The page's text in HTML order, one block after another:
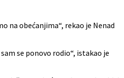
na obećanjima“, rekao je Nenad
se ponovo rodio“, istakao je